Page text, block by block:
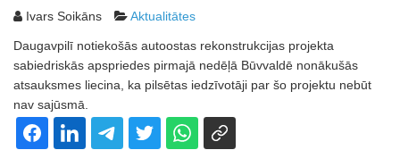
Ivars Soikāns Aktualitātes
Daugavpilī notiekošās autoostas rekonstrukcijas projekta
sabiedriskās apspriedes pirmajā nedēļā Būvvaldē nonākušās
atsauksmes liecina, ka pilsētas iedzīvotāji par šo projektu nebūt
nav sajūsmā.